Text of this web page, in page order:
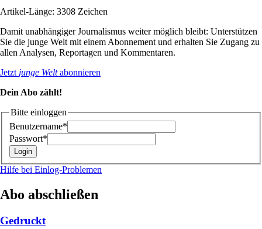
Artikel-Länge: 3308 Zeichen
Damit unabhängiger Journalismus weiter möglich bleibt: Unterstützen
Sie die junge Welt mit einem Abonnement und erhalten Sie Zugang zu
allen Analysen, Reportagen und Kommentaren.
Jetzt junge Weltabonnieren
Dein Abo zählt!
Bitte einloggen
Benutzername*
Passwort*
Hilfe bei Einlog-Problemen
Abo abschließen
Gedruckt